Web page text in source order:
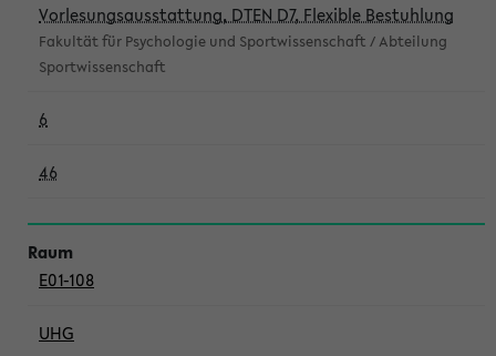
Vorlesungsausstattung, DTEN D7, Flexible Bestuhlung
Fakultät für Psychologie und Sportwissenschaft / Abteilung
Sportwissenschaft
6
46
E01-108
UHG